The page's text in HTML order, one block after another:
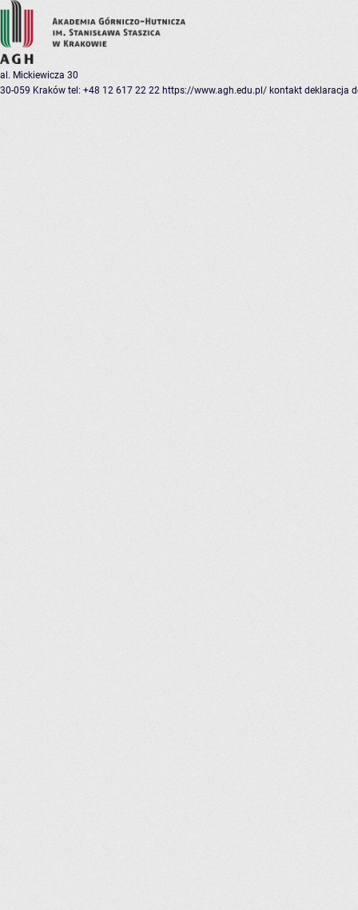
al. Mickiewicza 30
30-059 Kraków tel: +48 12 617 22 22 https://www.agh.edu.pl/ kontakt deklaracja